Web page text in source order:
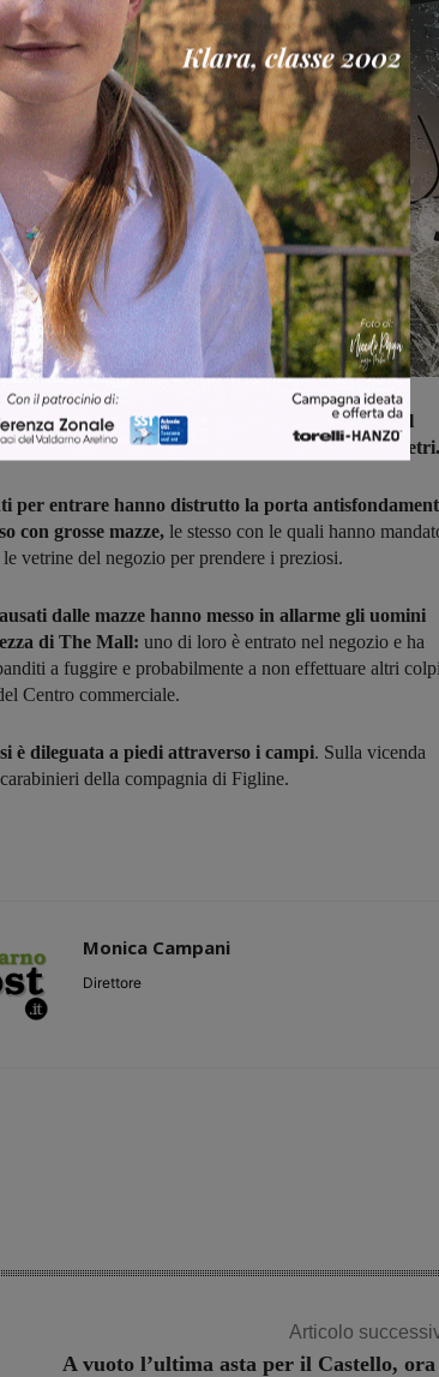
l'arrivo dei carabinieri in mezzo alla strada, sul
è stato posizionato un tronco d'albero di 5 metri.
per entrare hanno distrutto la porta
con grosse mazze, le stesso con le quali hanno
vetrine del negozio per prendere i preziosi.
dalle mazze hanno messo in allarme gli uomini
di The Mall: uno di loro è entrato nel negozio e ha
a fuggire e probabilmente a non effettuare altri
Centro commerciale.
è dileguata a piedi attraverso i campi. Sulla vicenda
della compagnia di Figline.
Monica Campani
Direttore
Articolo
A vuoto l’ultima asta per il Castello,